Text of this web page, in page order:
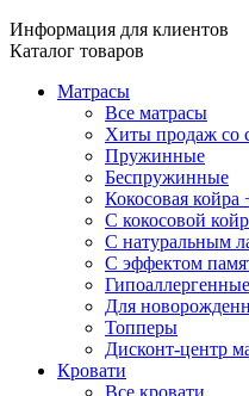
Информация для клиентов
Каталог товаров
Матрасы
Все матрасы
Хиты продаж со
Пружинные
Беспружинные
Кокосовая койра
С кокосовой
С натуральным
С эффектом
Гипоаллергенные
Для
Топперы
Дисконт-центр
Кровати
Все кровати